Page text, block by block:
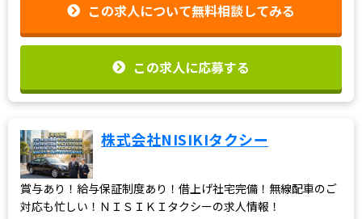
この求人について無料相談してみる
この求人に応募する
株式会社NISIKIタクシー
賞与あり！給与保証制度あり！借上げ社宅完備！無線配車のご
対応も忙しい！ＮＩＳＩＫＩタクシーの求人情報！